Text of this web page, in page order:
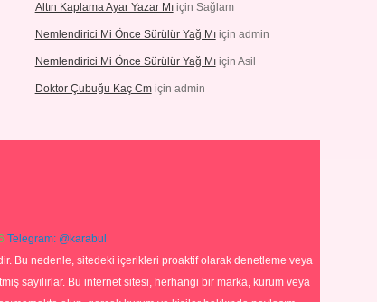
Altın Kaplama Ayar Yazar Mıiçin Sağlam
Nemlendirici Mi Önce Sürülür Yağ Mıiçin admin
Nemlendirici Mi Önce Sürülür Yağ Mıiçin Asil
Doktor Çubuğu Kaç Cmiçin admin
Telegram: @karabul
Bu nedenle, sitedeki içerikleri proaktif olarak denetleme veya
sayılırlar. Bu internet sitesi, herhangi bir marka, kurum veya